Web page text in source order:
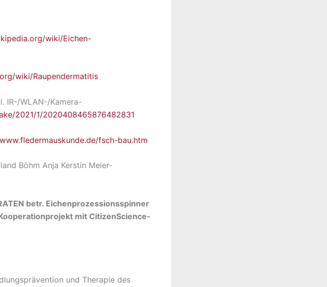
wiki/Eichen-
wiki/Raupendermatitis
IR-/WLAN-/Kamera-
2021/1/2020408465876482831
fsch-bau.htm
Böhm Anja Kerstin Meier-
betr. Eichenprozessionsspinner
mit CitizenScience-
und Therapie des